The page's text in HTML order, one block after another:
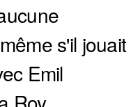
s'il jouait
Emil